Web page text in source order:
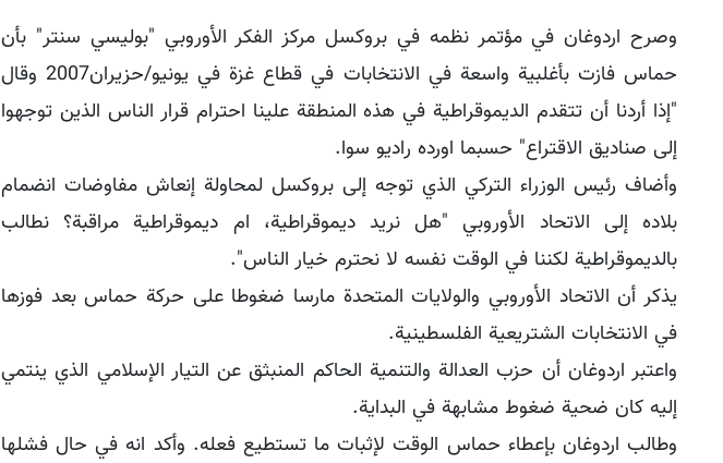
وصرح اردوغان في مؤتمر نظمه في بروكسل مركز الفكر الأوروبي "بوليسي سنتر" بأن
حماس فازت بأغلبية واسعة في الانتخابات في قطاع غزة في يونيو/حزيران2007 وقال
"إذا أردنا أن تتقدم الديموقراطية في هذه المنطقة علينا احترام قرار الناس الذين توجهوا
إلى صناديق الاقتراع" حسبما اورده راديو سوا.
وأضاف رئيس الوزراء التركي الذي توجه إلى بروكسل لمحاولة إنعاش مفاوضات انضمام
بلاده إلى الاتحاد الأوروبي "هل نريد ديموقراطية، ام ديموقراطية مراقبة؟ نطالب
بالديموقراطية لكننا في الوقت نفسه لا نحترم خيار الناس".
يذكر أن الاتحاد الأوروبي والولايات المتحدة مارسا ضغوطا على حركة حماس بعد فوزها
في الانتخابات الشتريعية الفلسطينية.
واعتبر اردوغان أن حزب العدالة والتنمية الحاكم المنبثق عن التيار الإسلامي الذي ينتمي
إليه كان ضحية ضغوط مشابهة في البداية.
وطالب اردوغان بإعطاء حماس الوقت لإثبات ما تستطيع فعله. وأكد انه في حال فشلها